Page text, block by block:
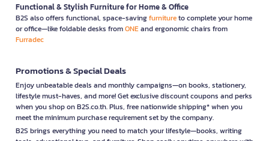
Functional & Stylish Furniture for Home & Office
B2S also offers functional, space-savingfurnitureto complete your home
or office—like foldable desks fromONEand ergonomic chairs from
Furradec
Promotions & Special Deals
Enjoy unbeatable deals and monthly campaigns—on books, stationery,
lifestyle must-haves, and more! Get exclusive discount coupons and perks
when you shop on B2S.co.th. Plus, free nationwide shipping* when you
meet the minimum purchase requirement set by the company.
B2S brings everything you need to match your lifestyle—books, writing